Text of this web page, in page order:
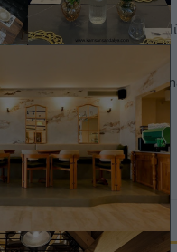
modern iç mekânlara
renk ve döşeme